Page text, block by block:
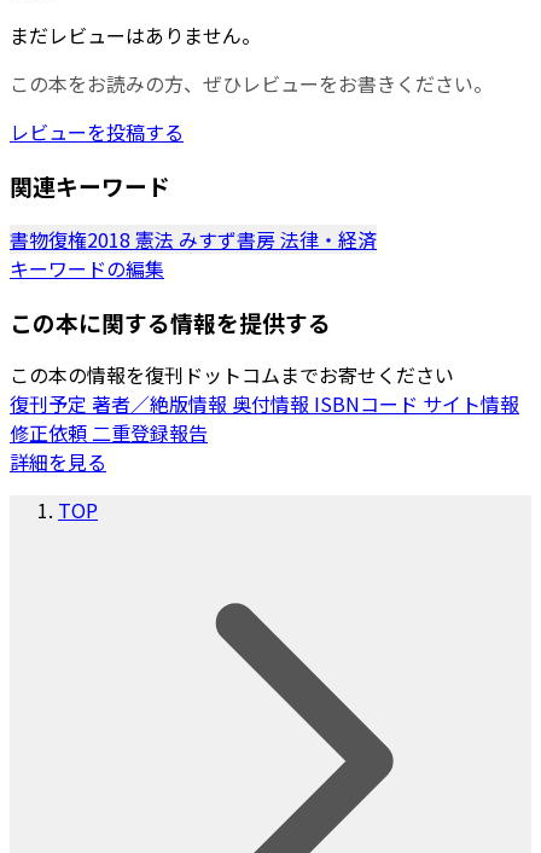
まだレビューはありません。
この本をお読みの方、ぜひレビューをお書きください。
レビューを投稿する
関連キーワード
書物復権2018 憲法 みすず書房法律・経済
キーワードの編集
この本に関する情報を提供する
この本の情報を復刊ドットコムまでお寄せください
復刊予定 著者／絶版情報 奥付情報 ISBNコード サイト情報
修正依頼二重登録報告
詳細を見る
TOP